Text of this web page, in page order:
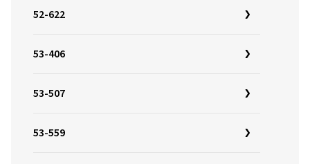
52-622
53-406
53-507
53-559